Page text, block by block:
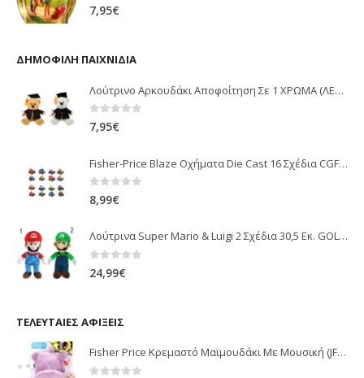
0out of 5
7,95€
ΔΗΜΟΦΙΛΉ ΠΑΙΧΝΊΔΙΑ
Λούτρινο Αρκουδάκι Αποφοίτηση Σε 1 ΧΡΩΜΑ (ΛΕΥΚΟ)25Εκ 1850
0out of 5
7,95€
Fisher-Price Blaze Οχήματα Die Cast 16 Σχέδια CGF20
0 out of 5
8,99€
Λούτρινα Super Mario & Luigi 2 Σχέδια 30,5 Εκ. GOL13769
0 out of 5
24,99€
ΤΕΛΕΥΤΑΊΕΣ ΑΦΊΞΕΙΣ
Fisher Price Κρεμαστό Μαϊμουδάκι Με Μουσική (JFF02)